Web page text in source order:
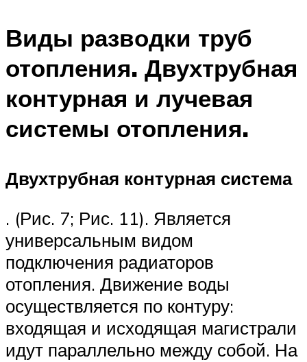
Виды разводки труб
отопления. Двухтрубная
контурная и лучевая
системы отопления.
Двухтрубная контурная система
. (Рис. 7; Рис. 11). Является
универсальным видом
подключения радиаторов
отопления. Движение воды
осуществляется по контуру:
входящая и исходящая магистрали
идут параллельно между собой. На